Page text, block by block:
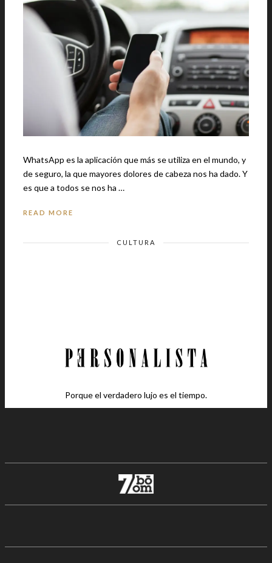
WhatsApp es la aplicación que más se utiliza en el mundo, y
de seguro, la que mayores dolores de cabeza nos ha dado. Y
es que a todos se nos ha …
READ MORE
CULTURA
Porque el verdadero lujo es el tiempo.